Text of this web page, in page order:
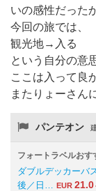
いの感性だった
今回の旅では、
観光地→入る
という自分の意
ここは入って良
またりょーさん
パンテオン
フォートラベルお
ダブルデッカーバ
後／日…
EUR 21.0